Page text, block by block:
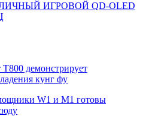
ИГРОВОЙ QD-OLED
демонстрирует
кунг фу
W1 и M1 готовы